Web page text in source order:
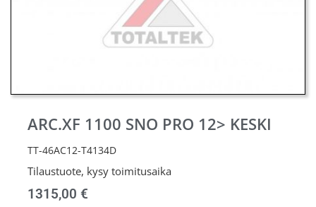
ARC.XF 1100 SNO PRO 12> KESKI
TT-46AC12-T4134D
Tilaustuote, kysy toimitusaika
1315,00 €